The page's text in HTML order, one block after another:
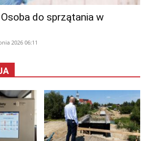
do sprzątania w
2026 06:11